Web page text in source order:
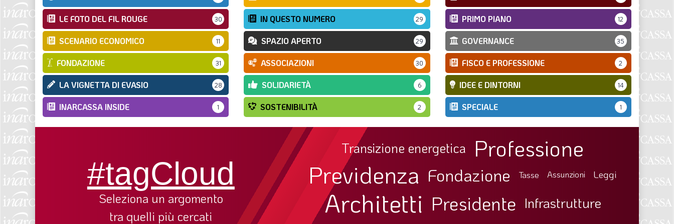
LE FOTO DEL FIL ROUGE 30 IN QUESTO NUMERO 29 PRIMO PIANO 12
SCENARIO ECONOMICO 11 SPAZIO APERTO 29 GOVERNANCE 35
FONDAZIONE 31 ASSOCIAZIONI 30 FISCO E PROFESSIONE 2
LA VIGNETTA DI EVASIO 28 SOLIDARIETÀ 6 IDEE E DINTORNI 14
INARCASSA INSIDE 1 SOSTENIBILITÀ 2 SPECIALE 1
#tagCloud
Seleziona un argomento
tra quelli più cercati
Transizione energetica Professione
Previdenza Fondazione Tasse Assunzioni Leggi
Architetti Presidente Infrastrutture